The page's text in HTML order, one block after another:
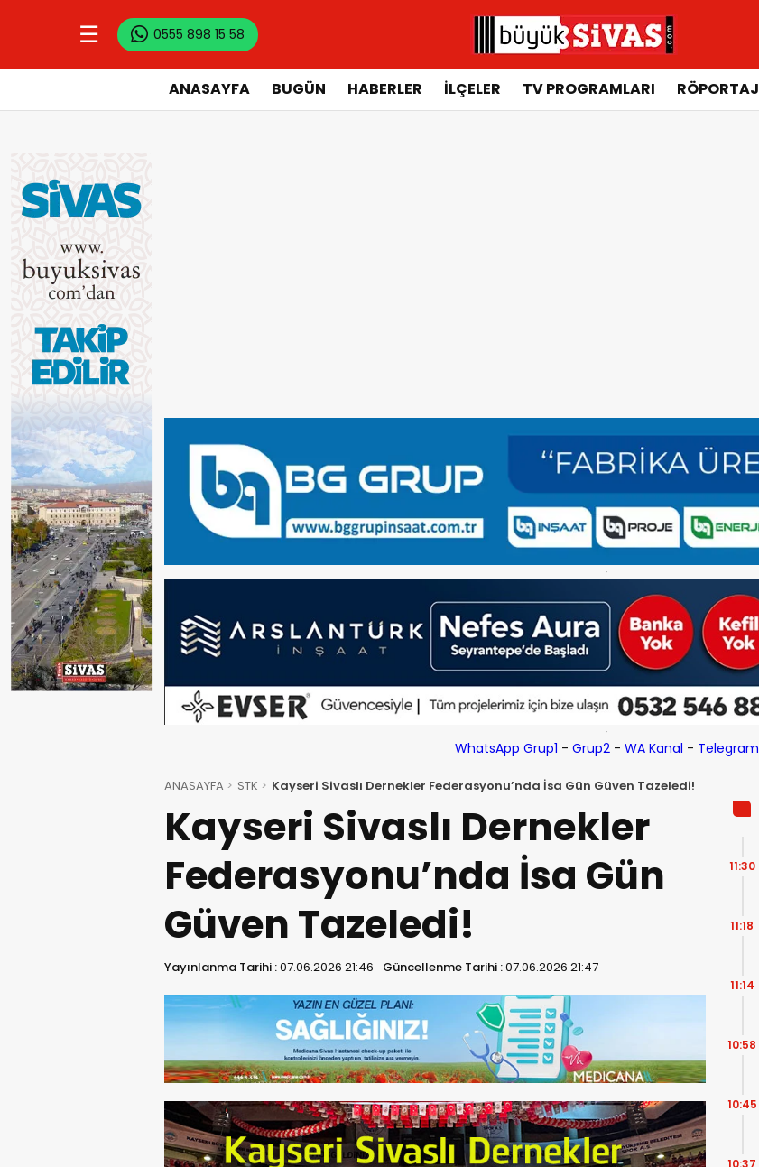
☰ 0555 898 15 58
ANASAYFA BUGÜN HABERLER İLÇELER TV PROGRAMLARI RÖPORTAJ
WhatsApp Grup1 - Grup2- WA Kanal - Telegram
ANASAYFA STK Kayseri Sivaslı Dernekler Federasyonu’nda İsa Gün Güven Tazeledi!
Kayseri Sivaslı Dernekler
Federasyonu’nda İsa Gün
Güven Tazeledi!
Yayınlanma Tarihi :07.06.2026 21:46 Güncellenme Tarihi :07.06.2026 21:47
11:30
11:18
11:14
10:58
10:45